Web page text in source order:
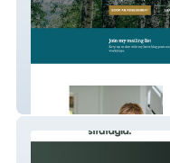
Rebecca Psycotherapy